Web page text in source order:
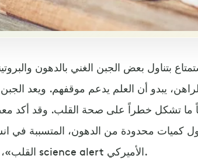
بتناول بعض الجبن الغني بالدهون
يبدو أن العلم يدعم موقفهم. ويعد
ما تشكل خطراً على صحة القلب. وقد أكد
كميات محدودة من الدهون، المتسببة في
القلب»، حسب موقع science alert الأميركي.